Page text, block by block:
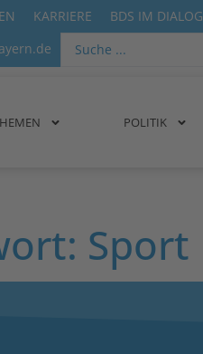
KARRIERE BDS IM DIALOG
POLITIK
Sport